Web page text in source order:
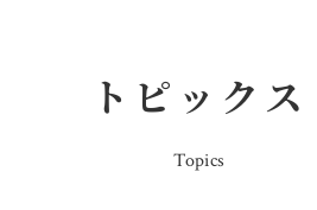
トピックス
Topics